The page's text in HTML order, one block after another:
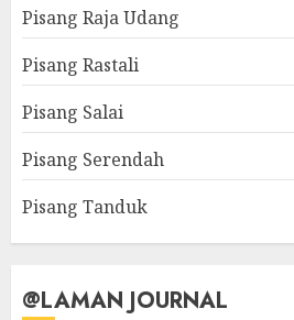
Pisang Raja Udang
Pisang Rastali
Pisang Salai
Pisang Serendah
Pisang Tanduk
@LAMAN JOURNAL